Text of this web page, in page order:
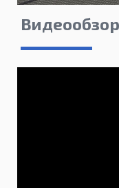
Видеообзор